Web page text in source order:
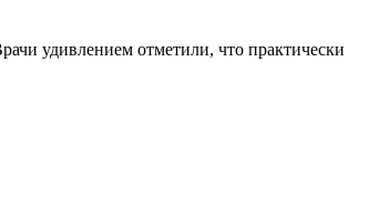
удивлением отметили, что практически